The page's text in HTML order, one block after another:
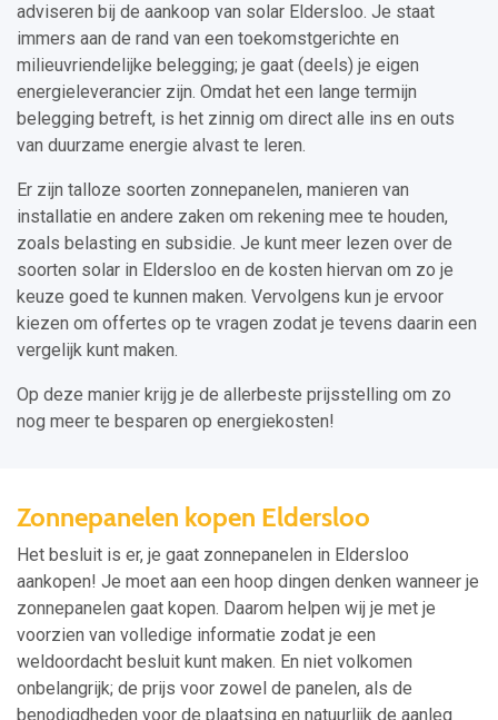
adviseren bij de aankoop van solar Eldersloo. Je staat
immers aan de rand van een toekomstgerichte en
milieuvriendelijke belegging; je gaat (deels) je eigen
energieleverancier zijn. Omdat het een lange termijn
belegging betreft, is het zinnig om direct alle ins en outs
van duurzame energie alvast te leren.
Er zijn talloze soorten zonnepanelen, manieren van
installatie en andere zaken om rekening mee te houden,
zoals belasting en subsidie. Je kunt meer lezen over de
soorten solar in Eldersloo en de kosten hiervan om zo je
keuze goed te kunnen maken. Vervolgens kun je ervoor
kiezen om offertes op te vragen zodat je tevens daarin een
vergelijk kunt maken.
Op deze manier krijg je de allerbeste prijsstelling om zo
nog meer te besparen op energiekosten!
Zonnepanelen kopen Eldersloo
Het besluit is er, je gaat zonnepanelen in Eldersloo
aankopen! Je moet aan een hoop dingen denken wanneer je
zonnepanelen gaat kopen. Daarom helpen wij je met je
voorzien van volledige informatie zodat je een
weldoordacht besluit kunt maken. En niet volkomen
onbelangrijk; de prijs voor zowel de panelen, als de
benodigdheden voor de plaatsing en natuurlijk de aanleg